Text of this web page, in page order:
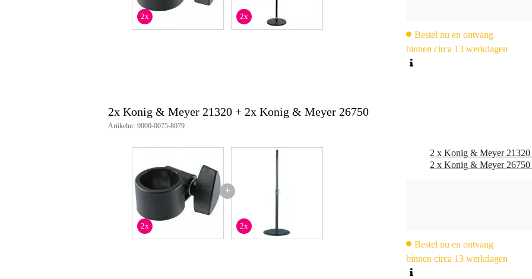
2x 2x
Bestel nu en ontvang
binnen circa 13 werkdagen
2x Konig & Meyer 21320 + 2x Konig & Meyer 26750
Artikelnr: 9000-0075-8079
+
2x 2x
Bestel nu en ontvang
binnen circa 13 werkdagen